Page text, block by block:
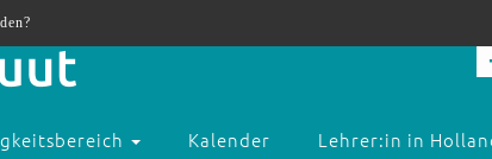
Kalender Lehrer:in in